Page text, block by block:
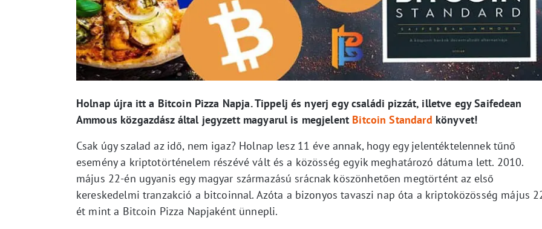
Holnap újra itt a Bitcoin Pizza Napja. Tippelj és nyerj egy családi pizzát, illetve egy Saifedean
Ammous közgazdász által jegyzett magyarul is megjelent Bitcoin Standard könyvet!
Csak úgy szalad az idő, nem igaz? Holnap lesz 11 éve annak, hogy egy jelentéktelennek tűnő
esemény a kriptotörténelem részévé vált és a közösség egyik meghatározó dátuma lett. 2010.
május 22-én ugyanis egy magyar származású srácnak köszönhetően megtörtént az első
kereskedelmi tranzakció a bitcoinnal. Azóta a bizonyos tavaszi nap óta a kriptoközösség május
ét mint a Bitcoin Pizza Napjaként ünnepli.